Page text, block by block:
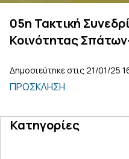
05η Τακτική
Κοινότητας
Δημοσιεύτηκε στις 21/01/25
ΠΡΟΣΚΛΗΣΗ
Κατηγορίες